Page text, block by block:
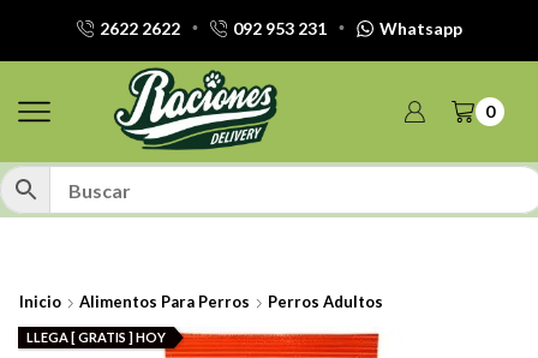
2622 2622 092 953 231 Whatsapp
0
Inicio Alimentos Para Perros Perros Adultos
LLEGA [ GRATIS ] HOY